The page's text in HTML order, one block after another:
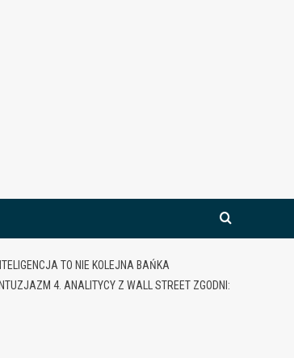
TO NIE KOLEJNA BAŃKA
4. ANALITYCY Z WALL STREET ZGODNI: